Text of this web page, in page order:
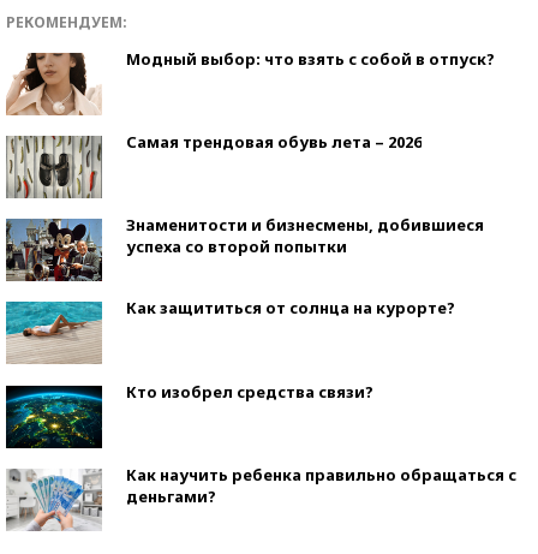
РЕКОМЕНДУЕМ:
Модный выбор: что взять с собой в отпуск?
Самая трендовая обувь лета – 2026
Знаменитости и бизнесмены, добившиеся
успеха со второй попытки
Как защититься от солнца на курорте?
Кто изобрел средства связи?
Как научить ребенка правильно обращаться с
деньгами?